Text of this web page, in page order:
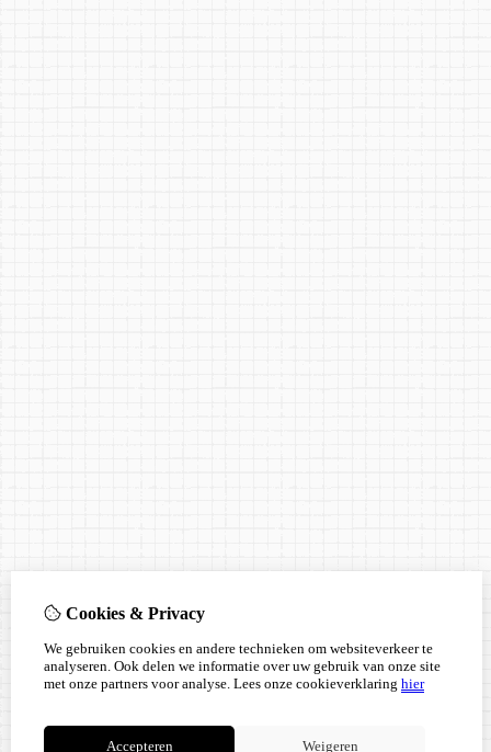
Cookies & Privacy
We gebruiken cookies en andere technieken om websiteverkeer te
analyseren. Ook delen we informatie over uw gebruik van onze site
met onze partners voor analyse. Lees onze cookieverklaring hier
Accepteren Weigeren